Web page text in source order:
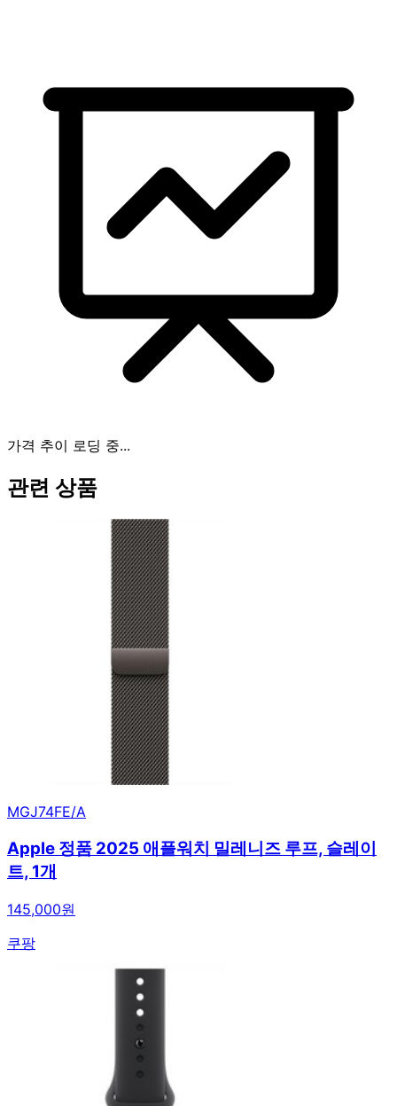
가격 추이 로딩 중...
관련 상품
MGJ74FE/A
Apple 정품 2025 애플워치 밀레니즈 루프, 슬레이
트, 1개
145,000원
쿠팡